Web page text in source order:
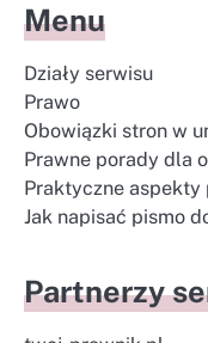
Menu
Działy serwisu
Prawo
Obowiązki stron w
Prawne porady dla
Praktyczne aspekty
Jak napisać pismo
Partnerzy